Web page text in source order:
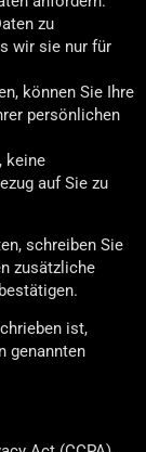
zu
wir sie nur für
können Sie Ihre
persönlichen
keine
auf Sie zu
schreiben Sie
zusätzliche
ist,
genannten